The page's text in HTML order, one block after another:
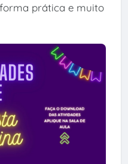
prática e muito